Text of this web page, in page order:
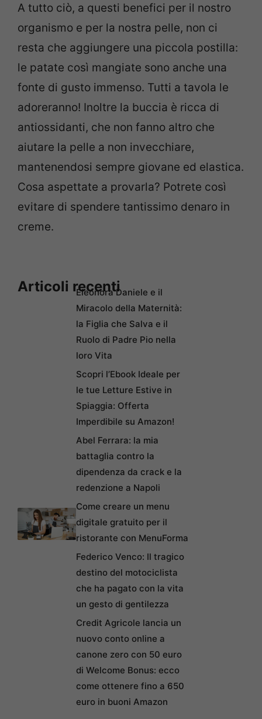
A tutto ciò, a questi benefici per il nostro
organismo e per la nostra pelle, non ci
resta che aggiungere una piccola postilla:
le patate così mangiate sono anche una
fonte di gusto immenso. Tutti a tavola le
adoreranno! Inoltre la buccia è ricca di
antiossidanti, che non fanno altro che
aiutare la pelle a non invecchiare,
mantenendosi sempre giovane ed elastica.
Cosa aspettate a provarla? Potrete così
evitare di spendere tantissimo denaro in
creme.
Articoli recentiEleonora Daniele e il
Miracolo della Maternità:
la Figlia che Salva e il
Ruolo di Padre Pio nella
loro Vita
Scopri l’Ebook Ideale per
le tue Letture Estive in
Spiaggia: Offerta
Imperdibile su Amazon!
Abel Ferrara: la mia
battaglia contro la
dipendenza da crack e la
redenzione a Napoli
Come creare un menu
digitale gratuito per il
ristorante con MenuForma
Federico Venco: Il tragico
destino del motociclista
che ha pagato con la vita
un gesto di gentilezza
Credit Agricole lancia un
nuovo conto online a
canone zero con 50 euro
di Welcome Bonus: ecco
come ottenere fino a 650
euro in buoni Amazon